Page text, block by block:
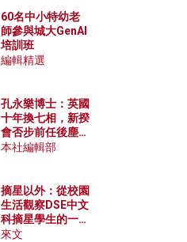
60名中小特幼老
師參與城大GenAI
培訓班
編輯精選
孔永樂博士：英國
十年換七相，新揆
會否步前任後塵？
脫歐後英國經濟為
本社編輯部
摘星以外：從校園
生活觀察DSE中文
科摘星學生的一點
特質
來文